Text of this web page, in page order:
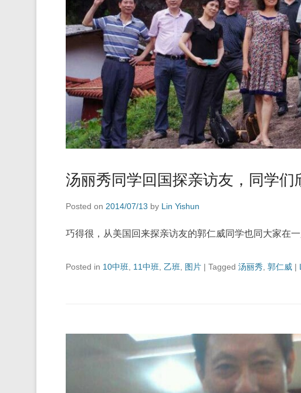
汤丽秀同学回国探亲访友，同学们
Posted on 2014/07/13 by Lin Yishun
巧得很，从美国回来探亲访友的郭仁威同学也同大家在
Posted in 10中班 11中班 乙班 图片 | Tagged 汤丽秀 郭仁威 |